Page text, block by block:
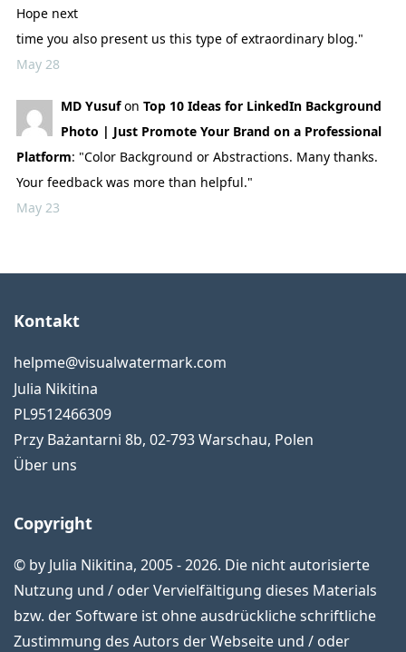
Hope next
time you also present us this type of extraordinary blog."
May 28
MD Yusufon Top 10 Ideas for LinkedIn Background
Photo | Just Promote Your Brand on a Professional
Platform: "Color Background or Abstractions. Many thanks.
Your feedback was more than helpful."
May 23
Kontakt
helpme@visualwatermark.com
Julia Nikitina
PL9512466309
Przy Bażantarni 8b, 02-793Warschau, Polen
Über uns
Copyright
© by Julia Nikitina, 2005 - 2026. Die nicht autorisierte
Nutzung und / oder Vervielfältigung dieses Materials
bzw. der Software ist ohne ausdrückliche schriftliche
Zustimmung des Autors der Webseite und / oder